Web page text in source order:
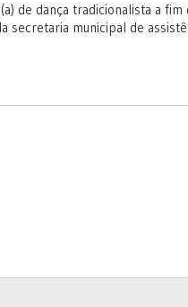
de dança tradicionalista a
secretaria municipal de